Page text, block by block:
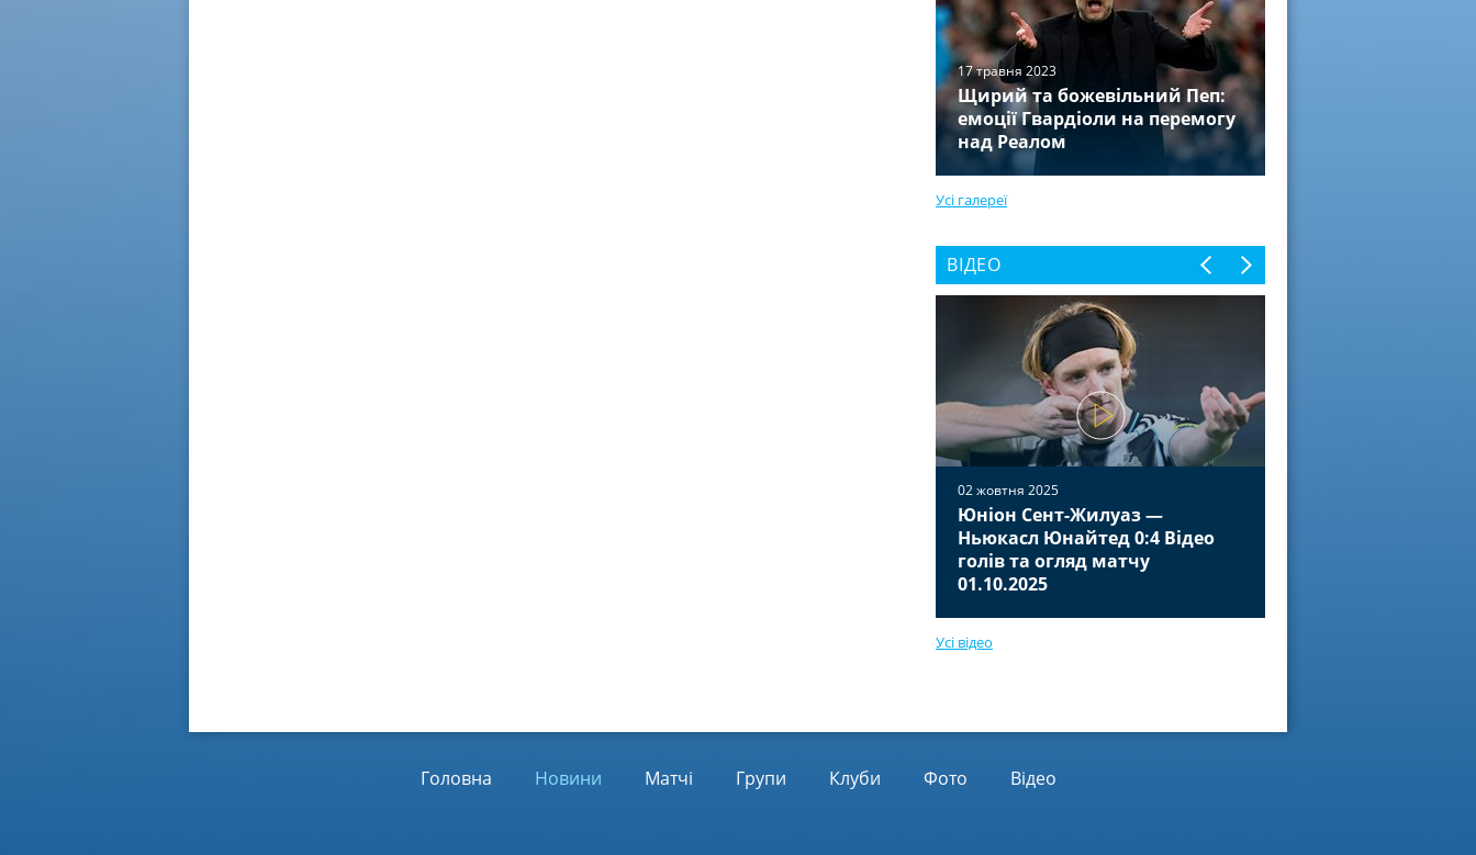
17 травня 2023
Щирий та божевільний Пеп:
емоції Гвардіоли на перемогу
над Реалом
Усі галереї
ВІДЕО
02 жовтня 2025
Юніон Сент-Жилуаз —
Ньюкасл Юнайтед 0:4 Відео
голів та огляд матчу
01.10.2025
Усі відео
Головна Новини Матчі Групи Клуби Фото Відео